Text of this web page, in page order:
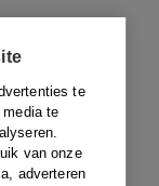
te
te
van onze
adverteren
arbeid,